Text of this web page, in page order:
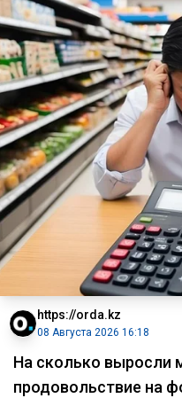
https://orda.kz
08 Августа 2026 16:18
На сколько выросли
продовольствие на